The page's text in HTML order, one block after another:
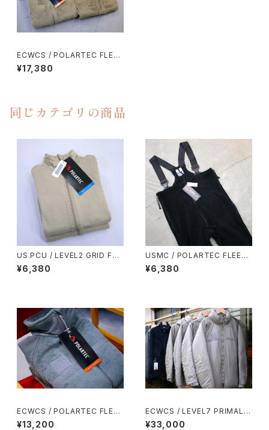
ECWCS / POLARTEC FLEE
CE JKT
¥17,380
同じカテゴリの商品
US.PCU / LEVEL2 GRID FLE
ECE MID-WEIGHT SHIRT
¥6,380
USMC / POLARTEC FLEECE
OVERALL
¥6,380
ECWCS / POLARTEC FLEE
CE JKT
¥13,200
ECWCS / LEVEL7 PRIMALO
FT PARKA
¥33,000